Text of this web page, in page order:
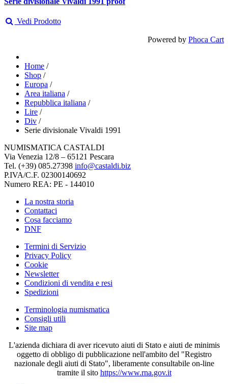
Vedi Prodotto
Powered by Phoca Cart
Home /
Shop /
Europa /
Area italiana /
Repubblica italiana /
Lire /
Div /
Serie divisionale Vivaldi 1991
NUMISMATICA CASTALDI
Via Venezia 12/8 – 65121 Pescara
Tel. (+39) 085.27398 info@castaldi.biz
P.IVA/C.F. 02300140692
Numero REA: PE - 144010
La nostra storia
Contattaci
Cosa facciamo
DNF
Termini di Servizio
Privacy Policy
Cookie
Newsletter
Condizioni di vendita e resi
Spedizioni
Terminologia numismatica
Consigli utili
Site map
L'azienda dichiara di aver ricevuto aiuti di Stato e aiuti de minimis
oggetto di obbligo di pubblicazione nell'ambito del "Registro
nazionale degli aiuti di Stato", liberamente consultabile on-line
tramite il sito https://www.rna.gov.it